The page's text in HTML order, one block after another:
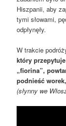
Hiszpanii, aby
tymi słowami,
odpłynęły.
W trakcie
który
„fiorina”,
podnieść
(słynny we